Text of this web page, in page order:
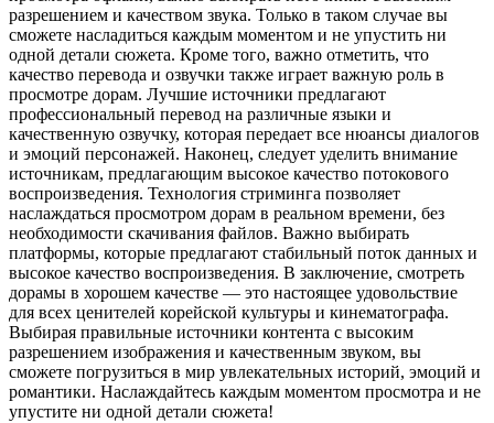
разрешением и качеством звука. Только в таком случае вы
сможете насладиться каждым моментом и не упустить ни
одной детали сюжета. Кроме того, важно отметить, что
качество перевода и озвучки также играет важную роль в
просмотре дорам. Лучшие источники предлагают
профессиональный перевод на различные языки и
качественную озвучку, которая передает все нюансы диалогов
и эмоций персонажей. Наконец, следует уделить внимание
источникам, предлагающим высокое качество потокового
воспроизведения. Технология стриминга позволяет
наслаждаться просмотром дорам в реальном времени, без
необходимости скачивания файлов. Важно выбирать
платформы, которые предлагают стабильный поток данных и
высокое качество воспроизведения. В заключение, смотреть
дорамы в хорошем качестве — это настоящее удовольствие
для всех ценителей корейской культуры и кинематографа.
Выбирая правильные источники контента с высоким
разрешением изображения и качественным звуком, вы
сможете погрузиться в мир увлекательных историй, эмоций и
романтики. Наслаждайтесь каждым моментом просмотра и не
упустите ни одной детали сюжета!